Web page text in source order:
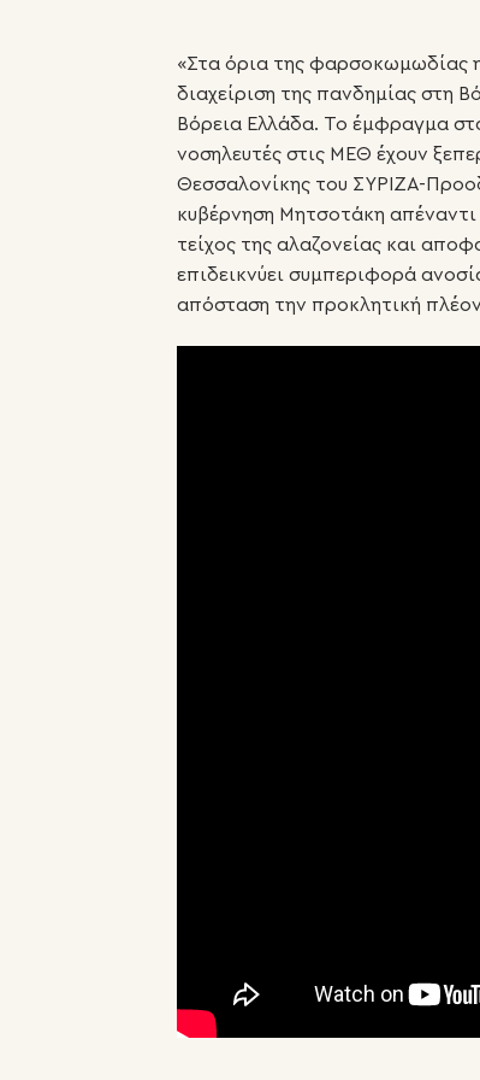
«Στα όρια της φαρσοκωμωδίας
διαχείριση της πανδημίας στη
Βόρεια Ελλάδα. Το έμφραγμα
νοσηλευτές στις ΜΕΘ έχουν
Θεσσαλονίκης του ΣΥΡΙΖΑ-
κυβέρνηση Μητσοτάκη απέναντι
τείχος της αλαζονείας και
επιδεικνύει συμπεριφορά
απόσταση την προκλητική